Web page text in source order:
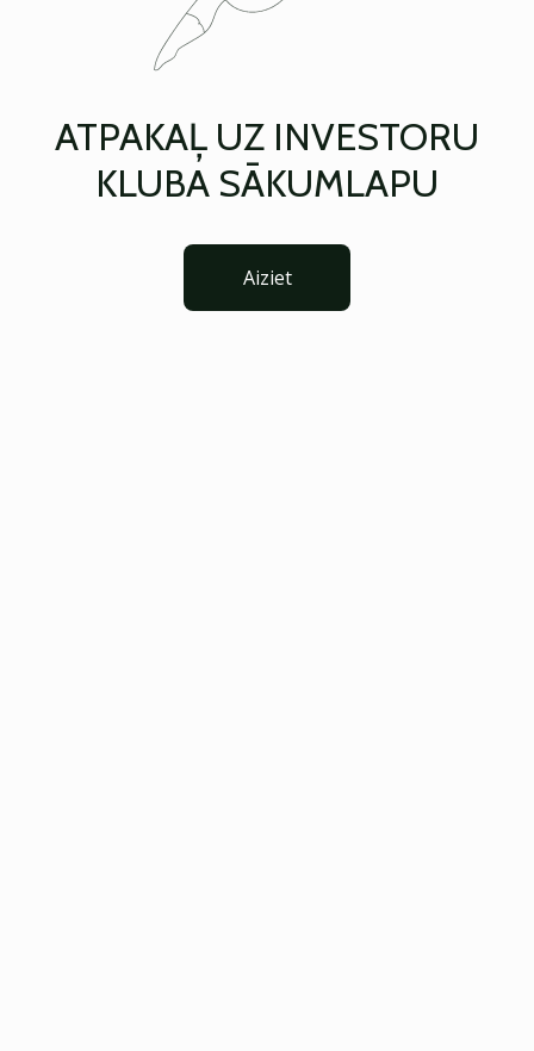
ATPAKAĻ UZ INVESTORU
KLUBA SĀKUMLAPU
Aiziet